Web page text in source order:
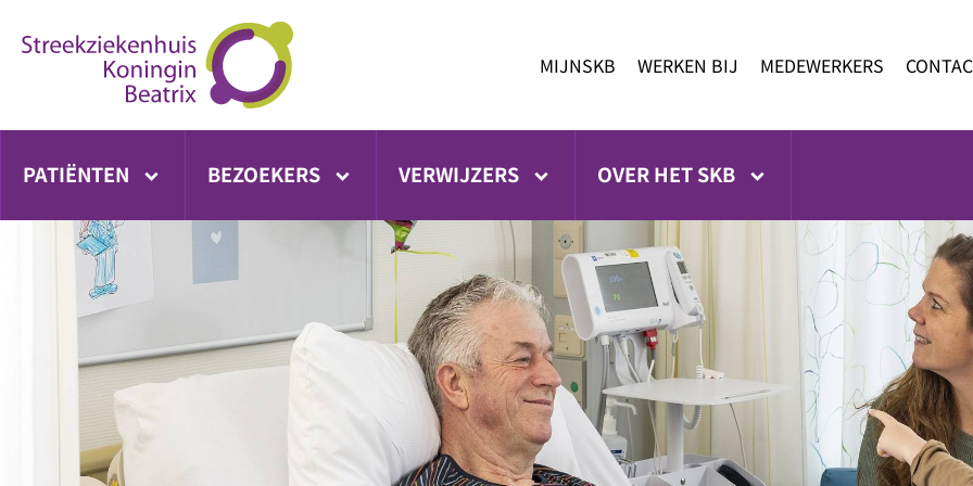
direct
MIJNSKB WERKEN BIJ MEDEWERKERS
PATIËNTEN BEZOEKERS VERWIJZERS OVER HET SKB